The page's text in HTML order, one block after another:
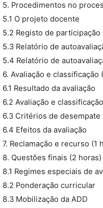
5. Procedimentos no
5.1 O projeto docente
5.2 Registo de
5.3 Relatório de
5.4 Relatório de
6. Avaliação e classificação
6.1 Resultado da avaliação
6.2 Avaliação e
6.3 Critérios de desempate
6.4 Efeitos da avaliação
7. Reclamação e recurso (1
8. Questões finais (2 horas)
8.1 Regimes especiais de
8.2 Ponderação curricular
8.3 Mobilização da ADD